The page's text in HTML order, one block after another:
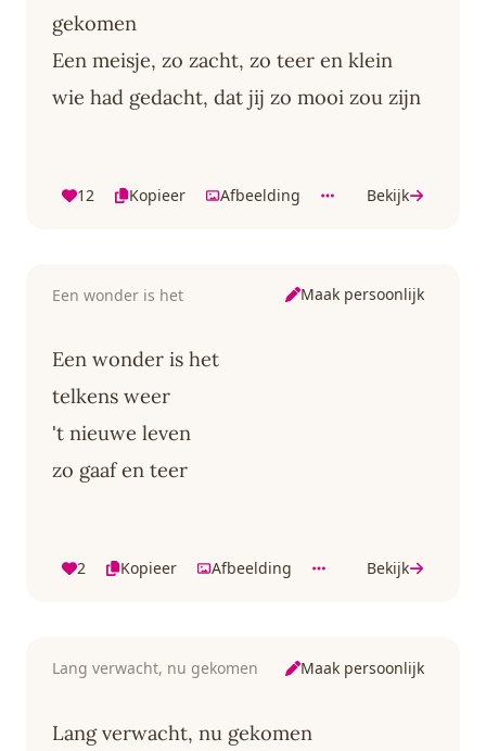
gekomen
Een meisje, zo zacht, zo teer en klein
wie had gedacht, dat jij zo mooi zou zijn
12 Kopieer Afbeelding Bekijk
Een wonder is het Maak persoonlijk
Een wonder is het
telkens weer
't nieuwe leven
zo gaaf en teer
2 Kopieer Afbeelding Bekijk
Lang verwacht, nu gekomen Maak persoonlijk
Lang verwacht, nu gekomen